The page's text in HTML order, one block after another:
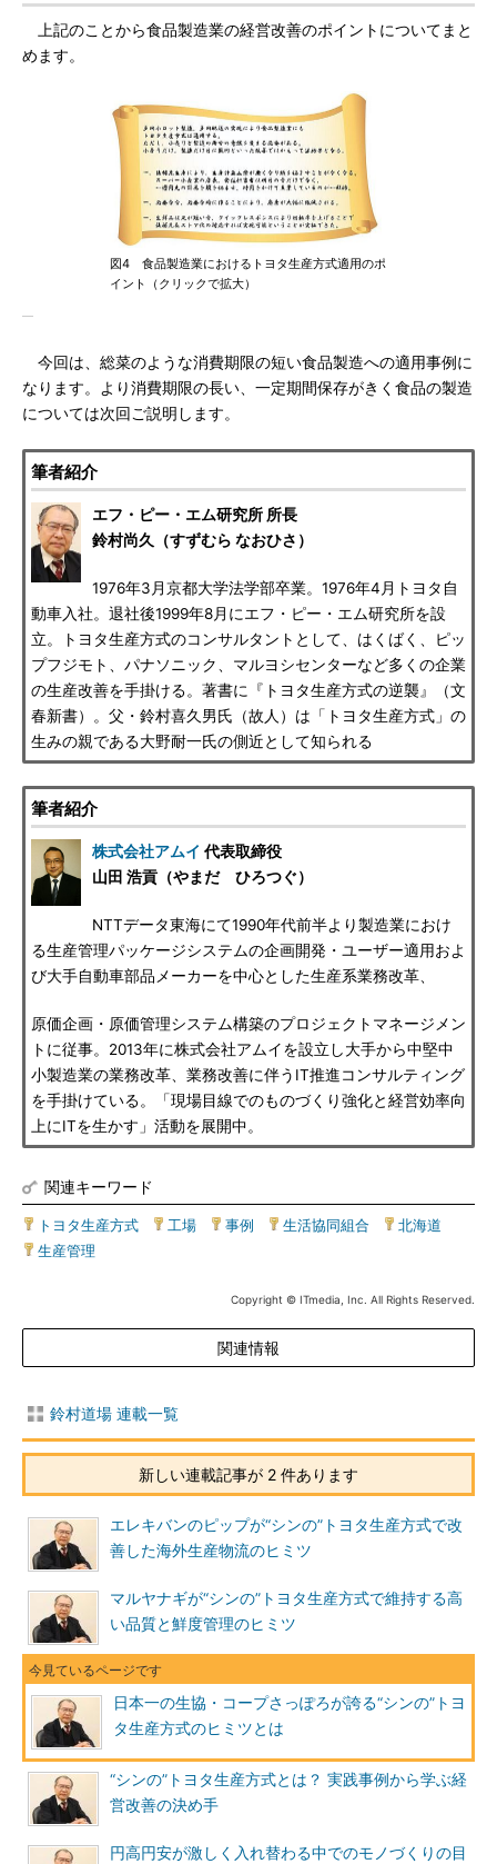
上記のことから食品製造業の経営改善のポイントについてまと
めます。
図4 食品製造業におけるトヨタ生産方式適用のポ
イント（クリックで拡大）
今回は、総菜のような消費期限の短い食品製造への適用事例に
なります。より消費期限の長い、一定期間保存がきく食品の製造
については次回ご説明します。
筆者紹介
エフ・ピー・エム研究所 所長
鈴村尚久（すずむら なおひさ）
1976年3月京都大学法学部卒業。1976年4月トヨタ自
動車入社。退社後1999年8月にエフ・ピー・エム研究所を設
立。トヨタ生産方式のコンサルタントとして、はくばく、ピッ
プフジモト、パナソニック、マルヨシセンターなど多くの企業
の生産改善を手掛ける。著書に『トヨタ生産方式の逆襲』（文
春新書）。父・鈴村喜久男氏（故人）は「トヨタ生産方式」の
生みの親である大野耐一氏の側近として知られる
筆者紹介
株式会社アムイ 代表取締役
山田 浩貢（やまだ ひろつぐ）
NTTデータ東海にて1990年代前半より製造業におけ
る生産管理パッケージシステムの企画開発・ユーザー適用およ
び大手自動車部品メーカーを中心とした生産系業務改革、
原価企画・原価管理システム構築のプロジェクトマネージメン
トに従事。2013年に株式会社アムイを設立し大手から中堅中
小製造業の業務改革、業務改善に伴うIT推進コンサルティング
を手掛けている。「現場目線でのものづくり強化と経営効率向
上にITを生かす」活動を展開中。
関連キーワード
トヨタ生産方式 工場 事例 生活協同組合 北海道
生産管理
Copyright © ITmedia, Inc. All Rights Reserved.
関連情報
鈴村道場 連載一覧
新しい連載記事が 2 件あります
エレキバンのピップが“シンの”トヨタ生産方式で改
善した海外生産物流のヒミツ
マルヤナギが“シンの”トヨタ生産方式で維持する高
い品質と鮮度管理のヒミツ
日本一の生協・コープさっぽろが誇る“シンの”トヨ
タ生産方式のヒミツとは
“シンの”トヨタ生産方式とは？ 実践事例から学ぶ経
営改善の決め手
円高円安が激しく入れ替わる中でのモノづくりの目